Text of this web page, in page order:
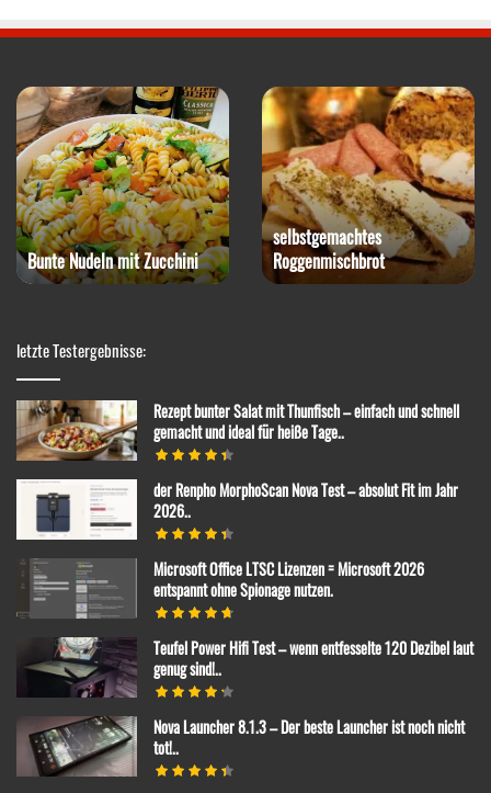
Bunte Nudeln mit Zucchini
selbstgemachtes
Roggenmischbrot
letzte Testergebnisse:
Rezept bunter Salat mit Thunfisch – einfach und schnell
gemacht und ideal für heiße Tage..
der Renpho MorphoScan Nova Test – absolut Fit im Jahr
2026..
Microsoft Office LTSC Lizenzen = Microsoft 2026
entspannt ohne Spionage nutzen.
Teufel Power Hifi Test – wenn entfesselte 120 Dezibel laut
genug sind!..
Nova Launcher 8.1.3 – Der beste Launcher ist noch nicht
tot!..